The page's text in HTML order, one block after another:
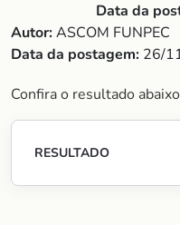
Data da
Autor:ASCOM FUNPEC
Data da postagem: 26/
Confira o resultado
RESULTADO